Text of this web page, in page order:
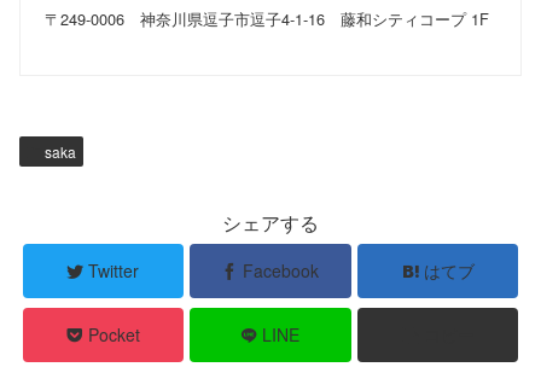
〒249-0006 神奈川県逗子市逗子4-1-16 藤和シティコープ 1F
saka
シェアする
Twitter Facebook はてブ
Pocket LINE